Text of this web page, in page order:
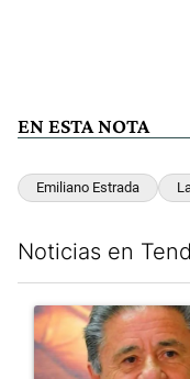
EN ESTA NOTA
Emiliano Estrada
Noticias en
Un artículo de